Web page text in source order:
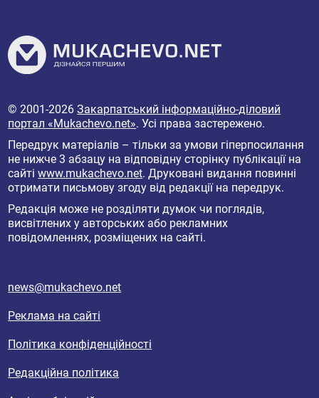
© 2001-2026Закарпатський інформаційно-діловий
портал «Mukachevo.net». Усі права застережено.
Передрук матеріалів – тільки за умови гіперпосилання
не нижче 3 абзацу на відповідну сторінку публікації на
сайтіwww.mukachevo.net. Друковані видання повинні
отримати письмову згоду від редакції на передрук.
Редакція може не розділяти думок чи поглядів,
висвітлених у авторських або рекламних
повідомленнях, розміщених на сайті.
news@mukachevo.net
Реклама на сайті
Політика конфіденційності
Редакційна політика